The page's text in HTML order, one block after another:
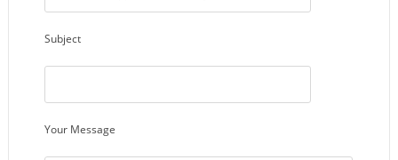
Subject
Your Message